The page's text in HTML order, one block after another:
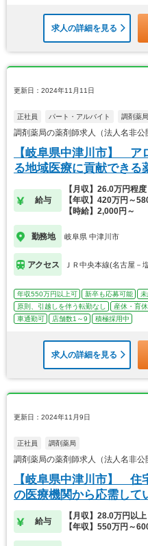
求人の詳細を見る
更新日：2024年11月11日
正社員 パート・アルバイト 調剤薬局
調剤薬局の薬剤師求人（法人名非
【岐阜県中津川市】 ア
る地域医療に貢献できる
給与
【月収】26.0万円程
【年収】420万円～
【時給】2,000円～
勤務地 岐阜県 中津川市
アクセス ＪＲ中央本線(名古屋－
年収550万円以上可 新卒も応募可能
原則、引越しを伴う転勤なし
産休・育
車通勤可
店舗数1～9 積極採用中
求人の詳細を見る
更新日：2024年11月9日
正社員 調剤薬局
調剤薬局の薬剤師求人（法人名非
【岐阜県中津川市】 住
の医療機関から応需して
給与
【月収】28.0万円以
【年収】550万円～